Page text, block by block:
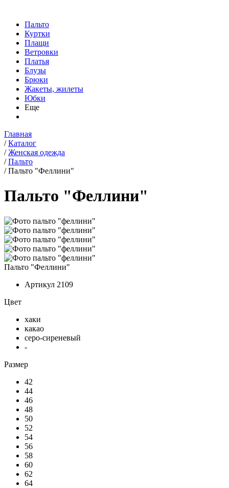
Пальто
Куртки
Плащи
Ветровки
Платья
Блузы
Брюки
Жакеты, жилеты
Юбки
Еще
Главная
/ Каталог
/ Женская одежда
/ Пальто
/ Пальто "Феллини"
Пальто "Феллини"
Пальто "Феллини"
Артикул 2109
Цвет
хаки
какао
серо-сиреневый
-
Размер
42
44
46
48
50
52
54
56
58
60
62
64